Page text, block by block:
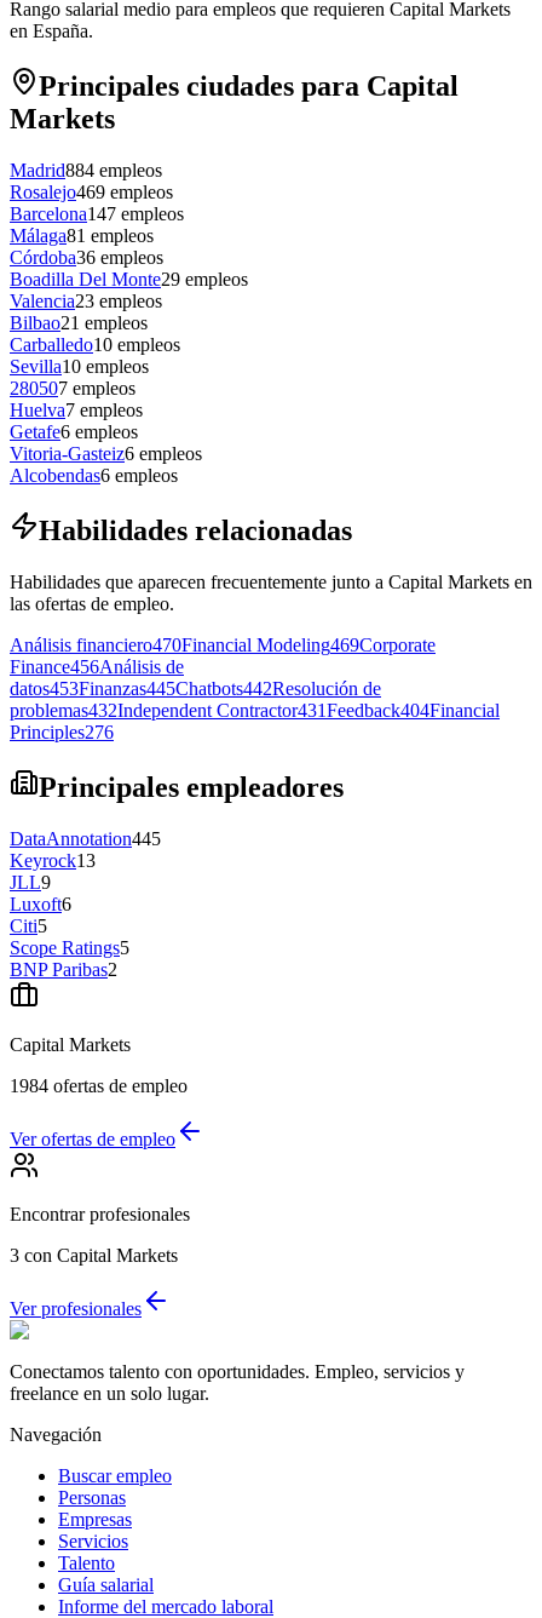
Rango salarial medio para empleos que requieren Capital Markets
en España.
Principales ciudades para Capital
Markets
Madrid884 empleos
Rosalejo469 empleos
Barcelona147 empleos
Málaga81 empleos
Córdoba36 empleos
Boadilla Del Monte29 empleos
Valencia23 empleos
Bilbao21 empleos
Carballedo10 empleos
Sevilla10 empleos
280507 empleos
Huelva7 empleos
Getafe6 empleos
Vitoria-Gasteiz6 empleos
Alcobendas6 empleos
Habilidades relacionadas
Habilidades que aparecen frecuentemente junto a Capital Markets en
las ofertas de empleo.
Análisis financiero470Financial Modeling469Corporate
Finance456Análisis de
datos453Finanzas445Chatbots442Resolución de
problemas432Independent Contractor431Feedback404Financial
Principles276
Principales empleadores
DataAnnotation445
Keyrock13
JLL9
Luxoft6
Citi5
Scope Ratings5
BNP Paribas2
Capital Markets
1984 ofertas de empleo
Ver ofertas de empleo
Encontrar profesionales
3 con Capital Markets
Ver profesionales
Conectamos talento con oportunidades. Empleo, servicios y
freelance en un solo lugar.
Navegación
Buscar empleo
Personas
Empresas
Servicios
Talento
Guía salarial
Informe del mercado laboral